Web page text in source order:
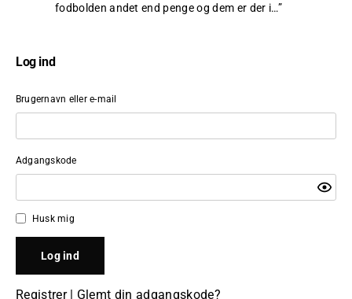
fodbolden andet end penge og dem er der i…”
Log ind
Brugernavn eller e-mail
Adgangskode
Husk mig
Registrer| Glemt din adgangskode?